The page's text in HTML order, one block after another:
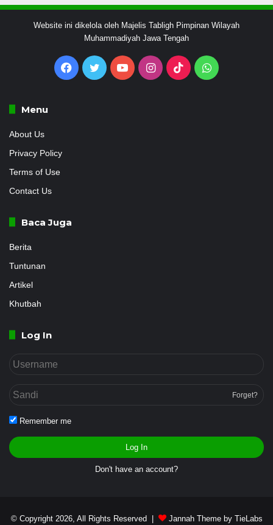
Website ini dikelola oleh Majelis Tabligh Pimpinan Wilayah
Muhammadiyah Jawa Tengah
Facebook
Twitter YouTubeInstagram
TikTokWhatsApp
Menu
About Us
Privacy Policy
Terms of Use
Contact Us
Baca Juga
Berita
Tuntunan
Artikel
Khutbah
Log In
Forget?
Remember me
Log In
Don't have an account?
© Copyright 2026, All Rights Reserved | Jannah Theme by TieLabs